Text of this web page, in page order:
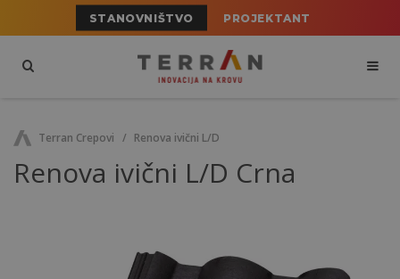
STANOVNIŠTVO PROJEKTANT
Terran Crepovi Renova ivični L/D
Renova ivični L/D Crna